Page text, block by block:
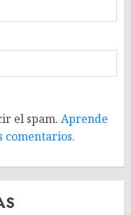
el spam. Aprende
comentarios.